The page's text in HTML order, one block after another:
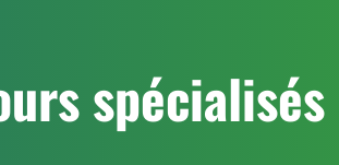
spécialisés